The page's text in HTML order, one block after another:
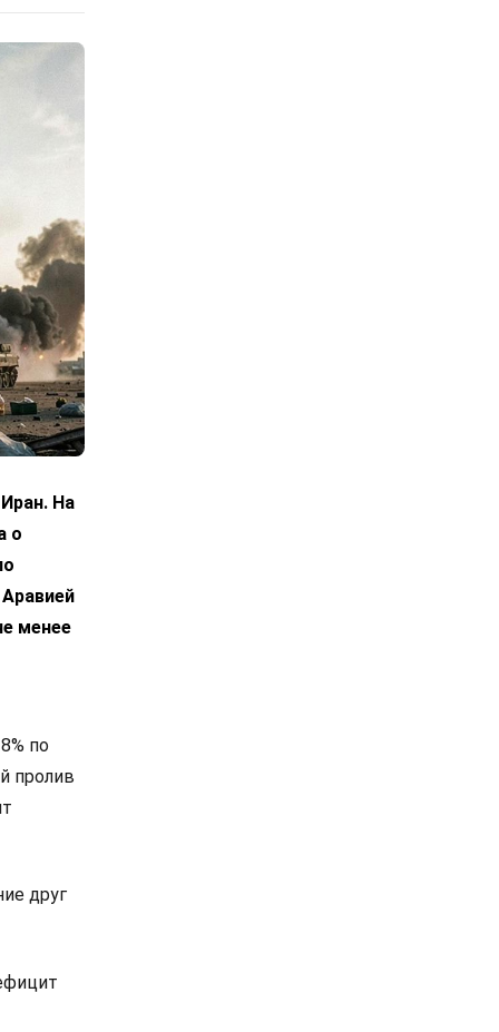
На
о
менее
по
пролив
друг